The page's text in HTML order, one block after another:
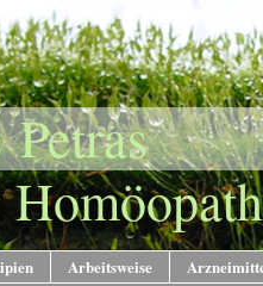
Arbeitsweise